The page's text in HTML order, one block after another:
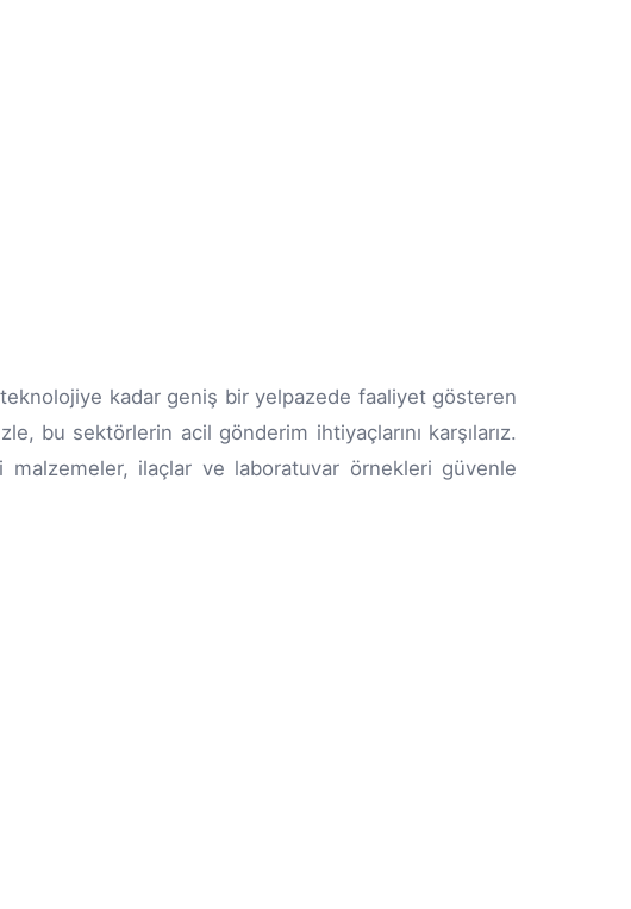
kadar geniş bir yelpazede faaliyet gösteren
bu sektörlerin acil gönderim ihtiyaçlarını karşılarız.
ilaçlar ve laboratuvar örnekleri güvenle